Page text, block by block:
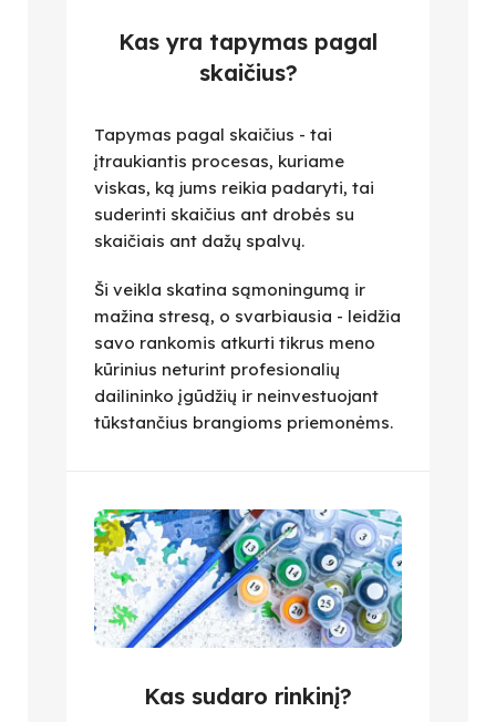
Kas yra tapymas pagal
skaičius?
Tapymas pagal skaičius - tai
įtraukiantis procesas, kuriame
viskas, ką jums reikia padaryti, tai
suderinti skaičius ant drobės su
skaičiais ant dažų spalvų.
Ši veikla skatina sąmoningumą ir
mažina stresą, o svarbiausia - leidžia
savo rankomis atkurti tikrus meno
kūrinius neturint profesionalių
dailininko įgūdžių ir neinvestuojant
tūkstančius brangioms priemonėms.
Kas sudaro rinkinį?